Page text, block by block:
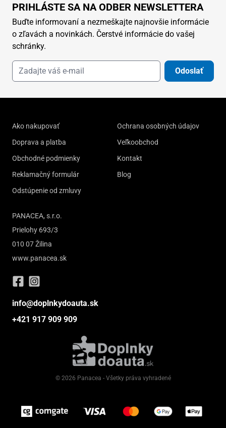
PRIHLÁSTE SA NA ODBER NEWSLETTERA
Buďte informovaní a nezmeškajte najnovšie informácie
o zľavách a novinkách. Čerstvé informácie do vašej
schránky.
Odoslať
Ako nakupovať
Doprava a platba
Obchodné podmienky
Reklamačný formulár
Odstúpenie od zmluvy
Ochrana osobných údajov
Veľkoobchod
Kontakt
Blog
PANACEA, s.r.o.
Prielohy 693/3
010 07 Žilina
www.panacea.sk
info@doplnkydoauta.sk
+421 917 909 909
© 2026 Panacea - Všetky práva vyhradené